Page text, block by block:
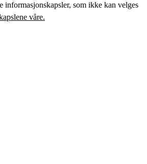
informasjonskapsler, som ikke kan velges
våre.